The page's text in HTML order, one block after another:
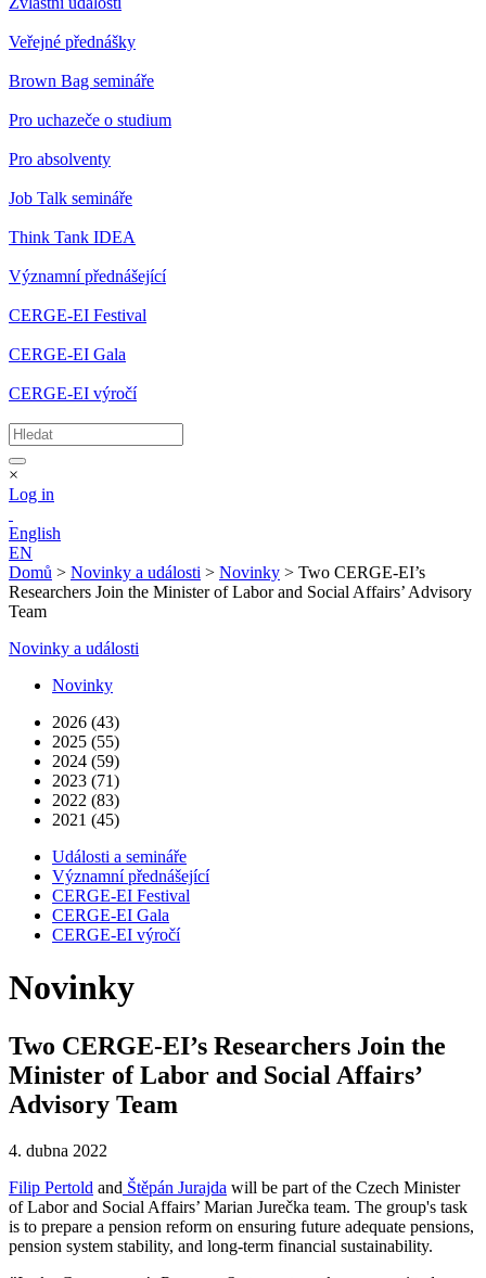
Veřejné přednášky
Brown Bag semináře
Pro uchazeče o studium
Pro absolventy
Job Talk semináře
Think Tank IDEA
Významní přednášející
CERGE-EI Festival
CERGE-EI Gala
CERGE-EI výročí
×
Log in
English
EN
Domů > Novinky a události > Novinky > Two CERGE-EI’s
Researchers Join the Minister of Labor and Social Affairs’ Advisory
Team
Novinky a události
Novinky
2026 (43)
2025 (55)
2024 (59)
2023 (71)
2022 (83)
2021 (45)
Události a semináře
Významní přednášející
CERGE-EI Festival
CERGE-EI Gala
CERGE-EI výročí
Novinky
Two CERGE-EI’s Researchers Join the
Minister of Labor and Social Affairs’
Advisory Team
4. dubna 2022
Filip Pertold and Štěpán Jurajda will be part of the Czech Minister
of Labor and Social Affairs’ Marian Jurečka team. The group's task
is to prepare a pension reform on ensuring future adequate pensions,
pension system stability, and long-term financial sustainability.